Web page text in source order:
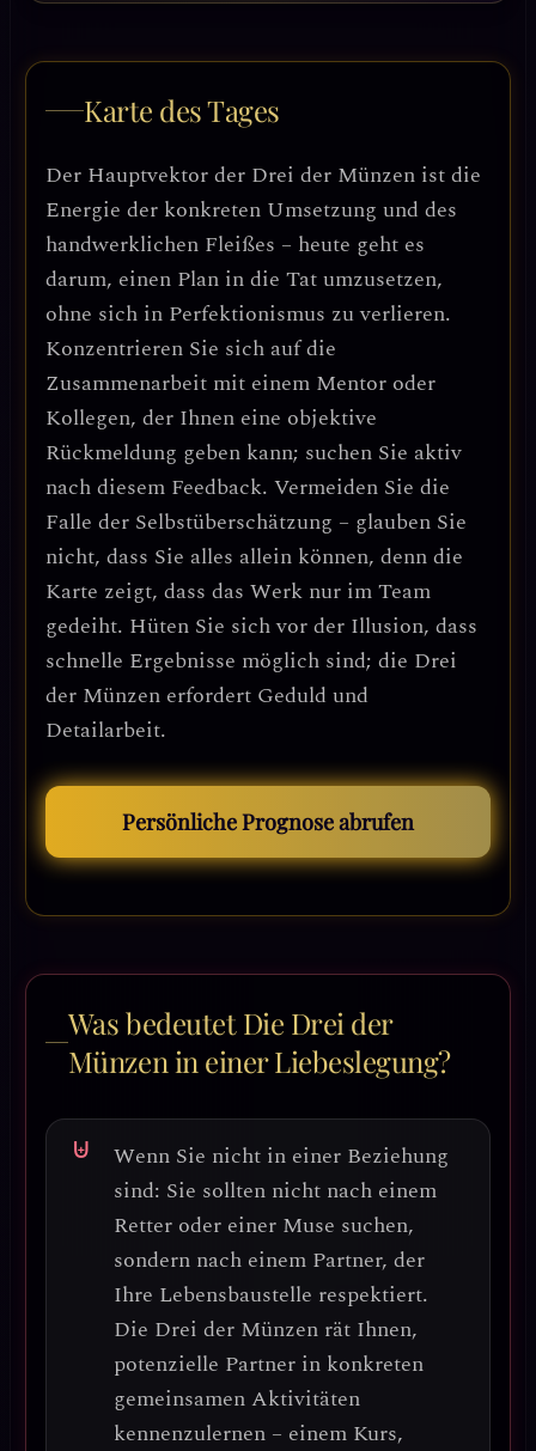
Karte des Tages
Der Hauptvektor der Drei der Münzen ist die
Energie der konkreten Umsetzung und des
handwerklichen Fleißes – heute geht es
darum, einen Plan in die Tat umzusetzen,
ohne sich in Perfektionismus zu verlieren.
Konzentrieren Sie sich auf die
Zusammenarbeit mit einem Mentor oder
Kollegen, der Ihnen eine objektive
Rückmeldung geben kann; suchen Sie aktiv
nach diesem Feedback. Vermeiden Sie die
Falle der Selbstüberschätzung – glauben Sie
nicht, dass Sie alles allein können, denn die
Karte zeigt, dass das Werk nur im Team
gedeiht. Hüten Sie sich vor der Illusion, dass
schnelle Ergebnisse möglich sind; die Drei
der Münzen erfordert Geduld und
Detailarbeit.
Persönliche Prognose abrufen
Was bedeutet Die Drei der
Münzen in einer Liebeslegung?
Wenn Sie nicht in einer Beziehung
sind: Sie sollten nicht nach einem
Retter oder einer Muse suchen,
sondern nach einem Partner, der
Ihre Lebensbaustelle respektiert.
Die Drei der Münzen rät Ihnen,
potenzielle Partner in konkreten
gemeinsamen Aktivitäten
kennenzulernen – einem Kurs,